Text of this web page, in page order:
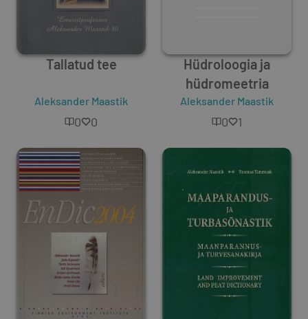
Tallatud tee
Aleksander Maastik
0 0
Hüdroloogia ja
hüdromeetria
Aleksander Maastik
0 1